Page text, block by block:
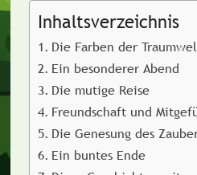
Inhaltsverzeichnis
Die Farben der
Ein besonderer Abend
Die mutige Reise
Freundschaft und
Die Genesung des
Ein buntes Ende